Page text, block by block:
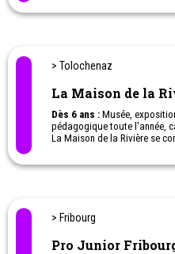
> Tolochenaz
La Maison de la
Dès 6 ans : Musée,
pédagogique toute l'année,
La Maison de la Rivière se
recherche scientifique des
> Fribourg
Pro Junior